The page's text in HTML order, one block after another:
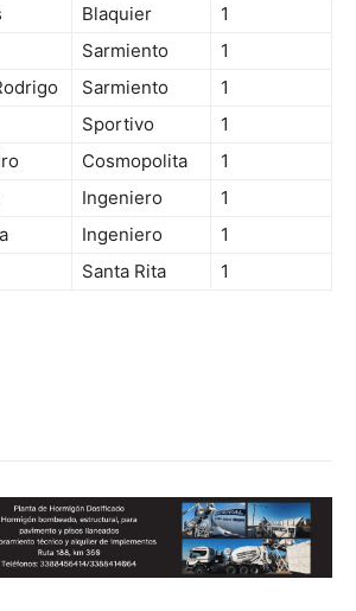
Blaquier
1
Sarmiento
1
Sarmiento
1
Sportivo
1
Cosmopolita
1
Ingeniero
1
Ingeniero
1
Santa Rita 1